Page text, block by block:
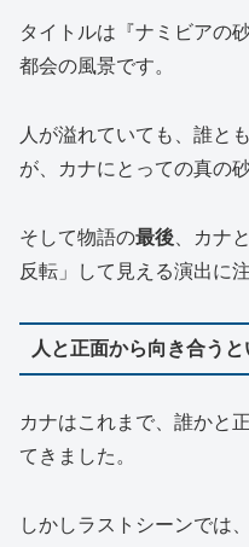
タイトルは『ナミビアの
都会の風景です。
人が溢れていても、誰と
が、カナにとっての真の
そして物語の最後 、カナ
反転」して見える演出に
人と正面から向き合うと
カナはこれまで、誰かと
てきました。
しかしラストシーンでは